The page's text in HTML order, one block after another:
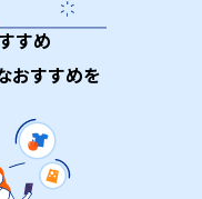
すめ
おすすめを